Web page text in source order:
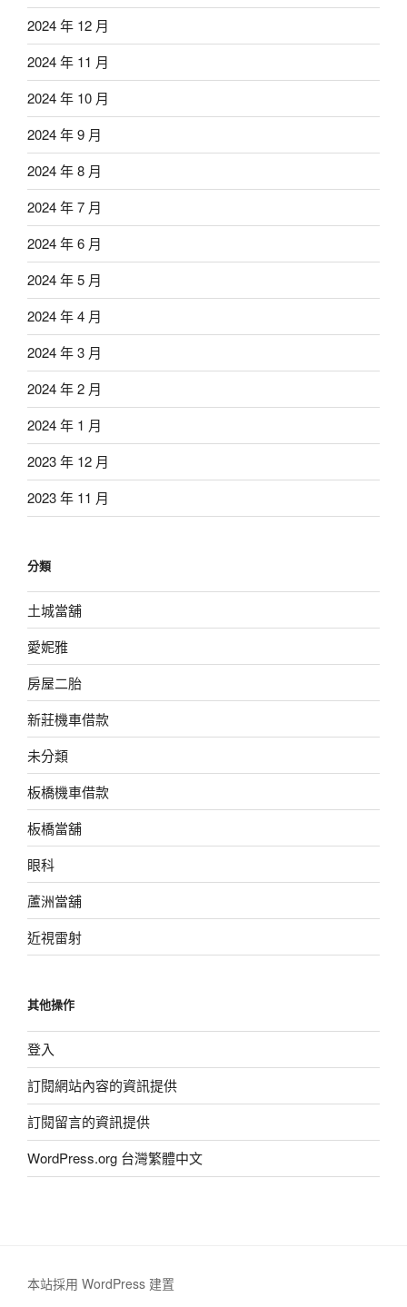
2024 年 12 月
2024 年 11 月
2024 年 10 月
2024 年 9 月
2024 年 8 月
2024 年 7 月
2024 年 6 月
2024 年 5 月
2024 年 4 月
2024 年 3 月
2024 年 2 月
2024 年 1 月
2023 年 12 月
2023 年 11 月
分類
土城當舖
愛妮雅
房屋二胎
新莊機車借款
未分類
板橋機車借款
板橋當舖
眼科
蘆洲當舖
近視雷射
其他操作
登入
訂閱網站內容的資訊提供
訂閱留言的資訊提供
WordPress.org 台灣繁體中文
本站採用 WordPress 建置